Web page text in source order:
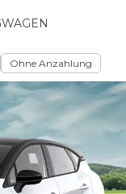
Ohne Anzahlung